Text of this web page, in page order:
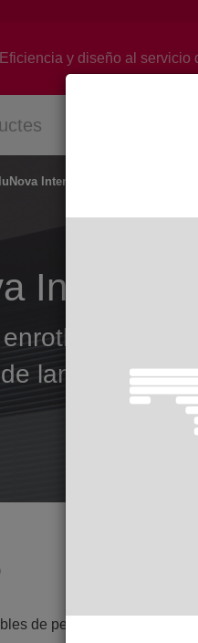
y diseño al servicio
Interior
Interior
amb
lames
de perfils tubulars amb